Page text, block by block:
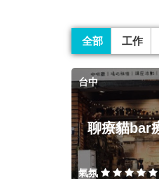
全部 工作
聊療貓bar
台中
氣氛